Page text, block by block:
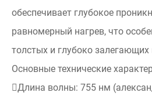
обеспечивает глубокое
равномерный нагрев, что
толстых и глубоко залегающих
Основные технические
Длина волны: 755 нм